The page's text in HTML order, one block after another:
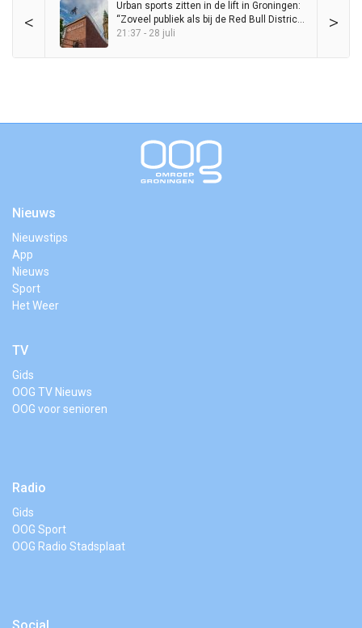
< >
Urban sports zitten in de lift in Groningen:
“Zoveel publiek als bij de Red Bull District
Ride heb ik nog nooit op de Grote Markt
21:37 - 28 juli
Nieuws
Nieuwstips
App
Nieuws
Sport
Het Weer
TV
Gids
OOG TV Nieuws
OOG voor senioren
Radio
Gids
OOG Sport
OOG Radio Stadsplaat